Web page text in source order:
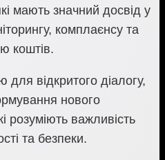
мають значний досвід у
комплаєнсу та
коштів.
відкритого діалогу,
нового
розуміють важливість
та безпеки.